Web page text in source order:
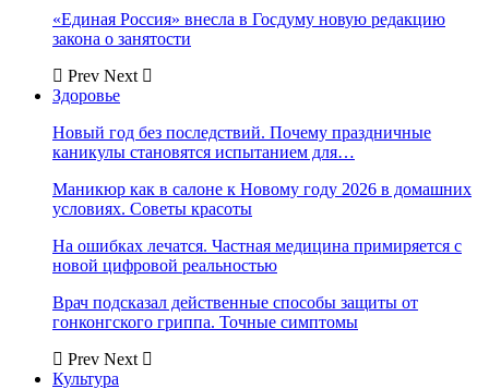
«Единая Россия» внесла в Госдуму новую редакцию
закона о занятости
Prev Next
Здоровье
Новый год без последствий. Почему праздничные
каникулы становятся испытанием для…
Маникюр как в салоне к Новому году 2026 в домашних
условиях. Советы красоты
На ошибках лечатся. Частная медицина примиряется с
новой цифровой реальностью
Врач подсказал действенные способы защиты от
гонконгского гриппа. Точные симптомы
Prev Next
Культура